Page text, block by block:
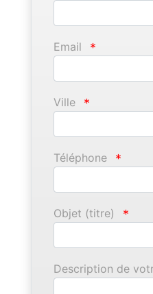
Email *
Ville *
Téléphone *
Objet (titre) *
Description de